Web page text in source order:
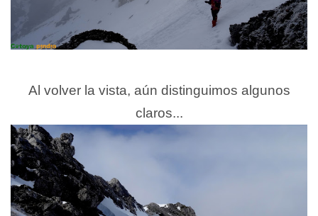
Al volver la vista, aún distinguimos algunos
claros...